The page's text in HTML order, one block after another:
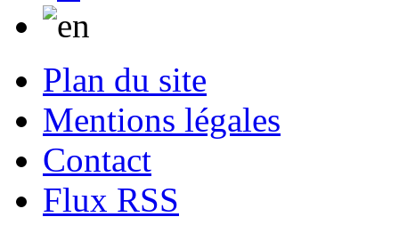
Plan du site
Mentions légales
Contact
Flux RSS